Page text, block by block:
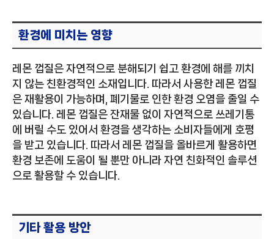
환경에 미치는 영향
레몬 껍질은 자연적으로 분해되기 쉽고 환경에 해를 끼치
지 않는 친환경적인 소재입니다. 따라서 사용한 레몬 껍질
은 재활용이 가능하며, 폐기물로 인한 환경 오염을 줄일 수
있습니다. 레몬 껍질은 잔재물 없이 자연적으로 쓰레기통
에 버릴 수도 있어서 환경을 생각하는 소비자들에게 호평
을 받고 있습니다. 따라서 레몬 껍질을 올바르게 활용하면
환경 보존에 도움이 될 뿐만 아니라 자연 친화적인 솔루션
으로 활용할 수 있습니다.
기타 활용 방안